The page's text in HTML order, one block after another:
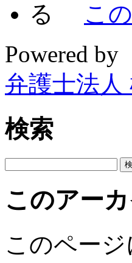
こ
Powered by
弁護士法人
検索
このアー
このペー